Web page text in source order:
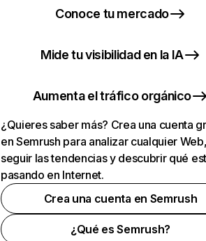
Conoce tu mercado
Mide tu visibilidad en la IA
Aumenta el tráfico orgánico
¿Quieres saber más? Crea una cuenta
en Semrush para analizar cualquier
seguir las tendencias y descubrir qué
pasando en Internet.
Crea una cuenta en Semrush
¿Qué es Semrush?